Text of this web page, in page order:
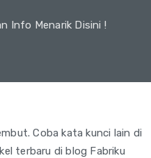
Info Menarik Disini !
Coba kata kunci lain di
terbaru di blog Fabriku